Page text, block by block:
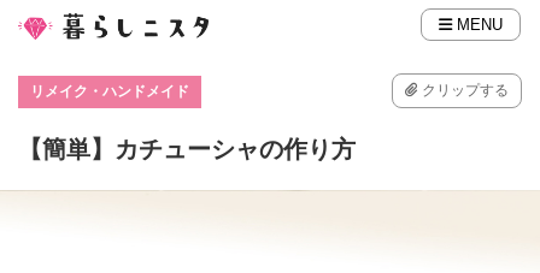
MENU
リメイク・ハンドメイド クリップする
【簡単】カチューシャの作り方